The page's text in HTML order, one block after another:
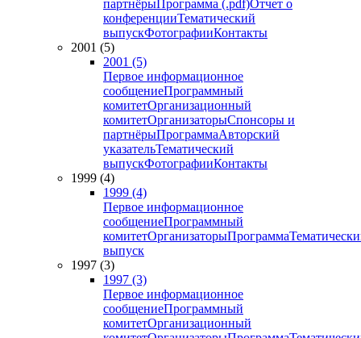
партнёрыПрограмма (.pdf)Отчет о
конференцииТематический
выпускФотографииКонтакты
2001 (5)
2001 (5)
Первое информационное
сообщениеПрограммный
комитетОрганизационный
комитетОрганизаторыСпонсоры и
партнёрыПрограммаАвторский
указательТематический
выпускФотографииКонтакты
1999 (4)
1999 (4)
Первое информационное
сообщениеПрограммный
комитетОрганизаторыПрограмма
выпуск
1997 (3)
1997 (3)
Первое информационное
сообщениеПрограммный
комитетОрганизационный